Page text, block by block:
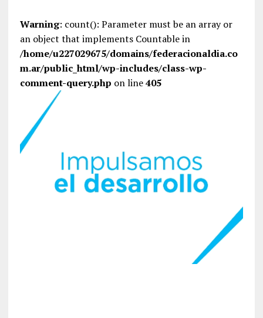
Warning: count(): Parameter must be an array or
an object that implements Countable in
/home/u227029675/domains/federacionaldia.co
m.ar/public_html/wp-includes/class-wp-
comment-query.php on line405